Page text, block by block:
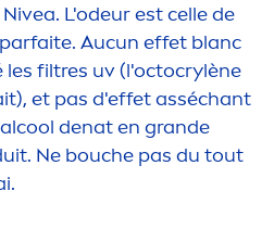
Nivea. L'odeur est celle de
Aucun effet blanc
filtres uv (l'octocrylène
et pas d'effet asséchant
cool denat en grande
Ne bouche pas du tout